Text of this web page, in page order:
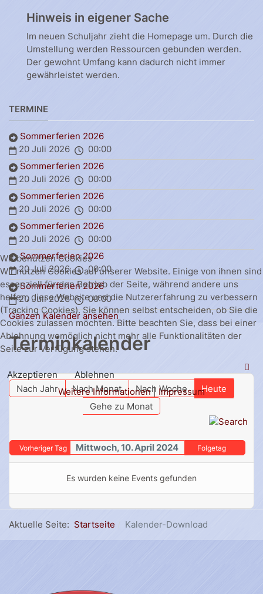
Hinweis in eigener Sache
Im neuen Schuljahr zieht die Homepage um. Durch die
Umstellung werden Ressourcen gebunden werden.
Der gewohnt Umfang kann dadurch nicht immer
gewährleistet werden.
TERMINE
Sommerferien 2026
20 Juli 2026
00:00
Sommerferien 2026
20 Juli 2026
00:00
Sommerferien 2026
20 Juli 2026
00:00
Sommerferien 2026
20 Juli 2026
00:00
Sommerferien 2026
20 Juli 2026
00:00
Sommerferien 2026
20 Juli 2026
00:00
Ganzen Kalender ansehen
Terminkalender
Nach Jahr Nach Monat Nach Woche
Heute
Gehe zu Monat
Vorheriger Tag Mittwoch, 10. April 2024 Folgetag
Es wurden keine Events gefunden
Aktuelle Seite: Startseite Kalender-Download
Wir benutzen Cookies
Wir nutzen Cookies auf unserer Website. Einige von ihnen sind
essenziell für den Betrieb der Seite, während andere uns
helfen, diese Website und die Nutzererfahrung zu verbessern
(Tracking Cookies). Sie können selbst entscheiden, ob Sie die
Cookies zulassen möchten. Bitte beachten Sie, dass bei einer
Ablehnung womöglich nicht mehr alle Funktionalitäten der
Seite zur Verfügung stehen.
Akzeptieren
Ablehnen
Weitere Informationen| Impressum